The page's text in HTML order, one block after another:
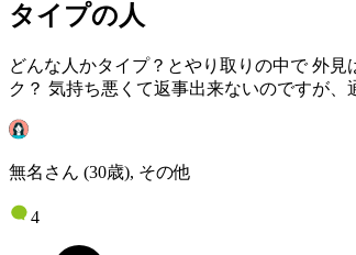
タイプの人
どんな人かタイプ？とやり取りの中で 外
ク？ 気持ち悪くて返事出来ないのですが
無名さん (30歳), その他
4